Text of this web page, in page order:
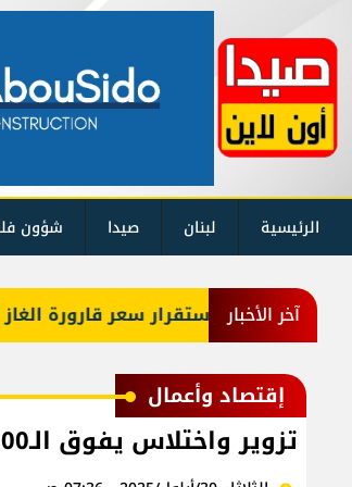
الرئيسية لبنان صيدا شؤون
آخر الأخبار
إقتصاد وأعمال
تزوير واختلاس يفوق الـ100 ألف دولار!